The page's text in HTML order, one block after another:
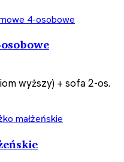
wyższy) + sofa 2-os.